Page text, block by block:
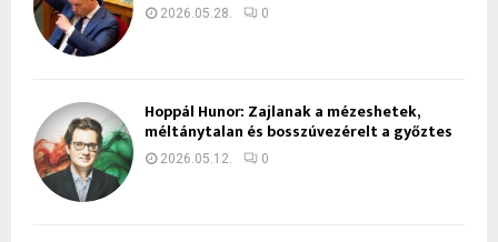
2026.05.28. 0
Hoppál Hunor: Zajlanak a mézeshetek,
méltánytalan és bosszúvezérelt a győztes
2026.05.12. 0